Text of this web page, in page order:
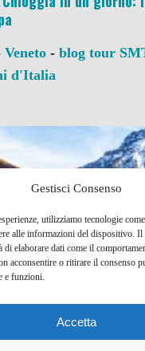
Gestisci Consenso
utilizziamo tecnologie
alle informazioni del dispositivo. Il
di elaborare dati come il
acconsentire o ritirare il consenso
e funzioni.
Accetta
Veneto - blog tour
d'Italia
che